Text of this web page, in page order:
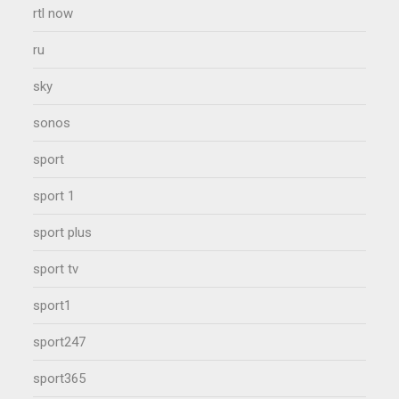
rtl now
ru
sky
sonos
sport
sport 1
sport plus
sport tv
sport1
sport247
sport365